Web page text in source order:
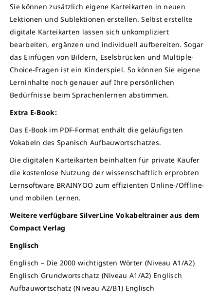
Sie können zusätzlich eigene Karteikarten in neuen
Lektionen und Sublektionen erstellen. Selbst erstellte
digitale Karteikarten lassen sich unkompliziert
bearbeiten, ergänzen und individuell aufbereiten. Sogar
das Einfügen von Bildern, Eselsbrücken und Multiple-
Choice-Fragen ist ein Kinderspiel. So können Sie eigene
Lerninhalte noch genauer auf Ihre persönlichen
Bedürfnisse beim Sprachenlernen abstimmen.
Extra E-Book:
Das E-Book im PDF-Format enthält die geläufigsten
Vokabeln des Spanisch Aufbauwortschatzes.
Die digitalen Karteikarten beinhalten für private Käufer
die kostenlose Nutzung der wissenschaftlich erprobten
Lernsoftware BRAINYOO zum effizienten Online-/Offline-
und mobilen Lernen.
Weitere verfügbare SilverLine Vokabeltrainer aus dem
Compact Verlag
Englisch
Englisch – Die 2000 wichtigsten Wörter (Niveau A1/A2)
Englisch Grundwortschatz (Niveau A1/A2) Englisch
Aufbauwortschatz (Niveau A2/B1) Englisch